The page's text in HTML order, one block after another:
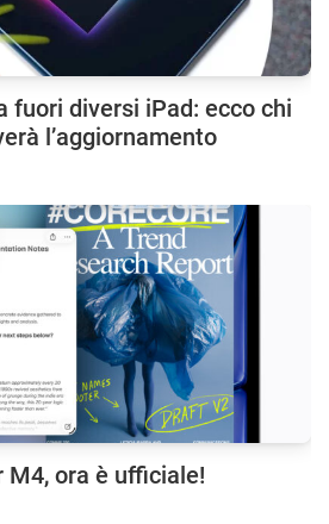
fuori diversi iPad: ecco chi
l’aggiornamento
M4, ora è ufficiale!